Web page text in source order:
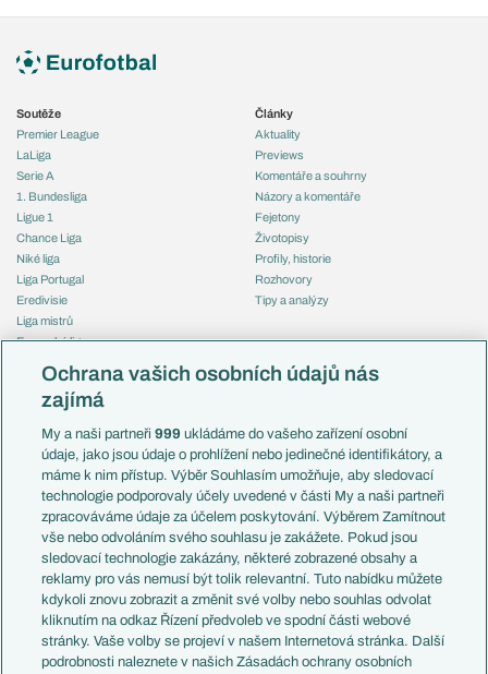
Soutěže
Premier League
LaLiga
Serie A
1. Bundesliga
Ligue 1
Chance Liga
Niké liga
Liga Portugal
Eredivisie
Liga mistrů
Evropská liga
Mistrovství světa
Liga národů
Témata
Představení týmů MS
EuroSkauting
PL v kostce
Evropské koeficienty
Přestupy
Přestupové spekulace
Zranění
Kluby
Arsenal FC
Články
Aktuality
Previews
Komentáře a souhrny
Názory a komentáře
Fejetony
Životopisy
Profily, historie
Rozhovory
Tipy a analýzy
Česko
Francie
Itálie
Německo
Španělsko
Argentina
Brazílie
Přestupy
Zápasy
Livescore
Tipovací soutěž
Ochrana vašich osobních údajů nás
zajímá
My a naši partneři999 ukládáme do vašeho zařízení osobní
údaje, jako jsou údaje o prohlížení nebo jedinečné identifikátory, a
máme k nim přístup. Výběr Souhlasím umožňuje, aby sledovací
technologie podporovaly účely uvedené v části My a naši partneři
zpracováváme údaje za účelem poskytování. Výběrem Zamítnout
vše nebo odvoláním svého souhlasu je zakážete. Pokud jsou
sledovací technologie zakázány, některé zobrazené obsahy a
reklamy pro vás nemusí být tolik relevantní. Tuto nabídku můžete
kdykoli znovu zobrazit a změnit své volby nebo souhlas odvolat
kliknutím na odkaz Řízení předvoleb ve spodní části webové
stránky. Vaše volby se projeví v našem Internetová stránka. Další
podrobnosti naleznete v našich Zásadách ochrany osobních